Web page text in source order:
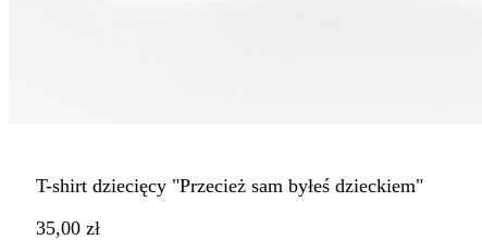
T-shirt dziecięcy "Przecież sam byłeś dzieckiem"
35,00 zł